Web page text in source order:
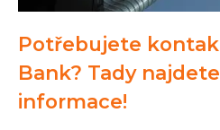
Potřebujete
Bank? Tady
informace!